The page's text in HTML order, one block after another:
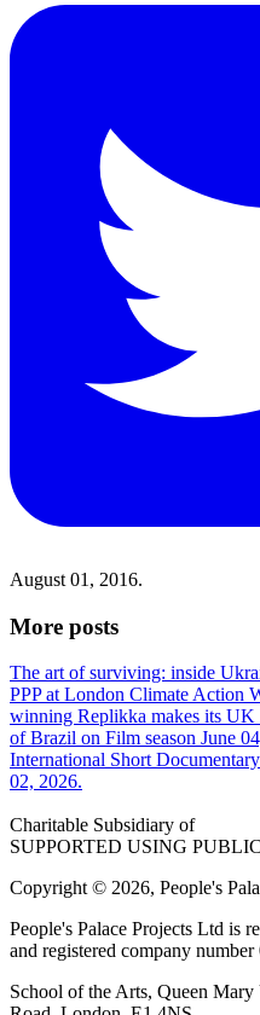
August 01, 2016.
More posts
The art of surviving: inside
PPP at London Climate Action
winning Replikka makes its UK
of Brazil on Film season June
International Short
02, 2026.
Charitable Subsidiary of
SUPPORTED USING
Copyright © 2026, People's
People's Palace Projects Ltd is
and registered company number
School of the Arts, Queen